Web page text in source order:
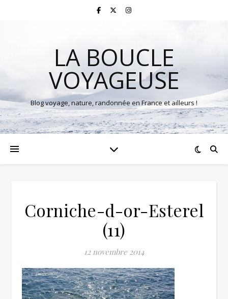
LA BOUCLE
VOYAGEUSE
Blog voyage, nature, randonnée en France et ailleurs !
Corniche-d-or-Esterel
(11)
12 novembre 2014